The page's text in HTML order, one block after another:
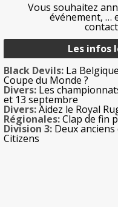
Vous souhaitez
événement, …
Les infos
Black Devils: La
Coupe du Monde ?
Divers: Les
et 13 septembre
Divers:Aidez le Royal
Régionales:Clap de fin
Division 3: Deux
Citizens